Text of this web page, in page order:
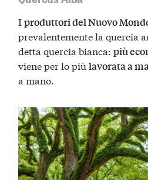
Iproduttori del Nuovo
prevalentemente la quercia
detta quercia bianca:più
viene per lo piùlavorata a
a mano.